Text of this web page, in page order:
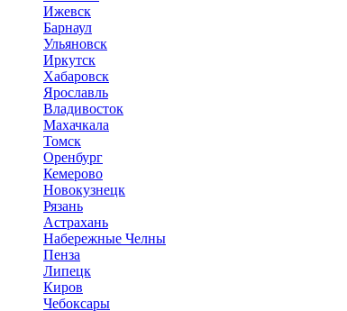
Ижевск
Барнаул
Ульяновск
Иркутск
Хабаровск
Ярославль
Владивосток
Махачкала
Томск
Оренбург
Кемерово
Новокузнецк
Рязань
Астрахань
Набережные Челны
Пенза
Липецк
Киров
Чебоксары